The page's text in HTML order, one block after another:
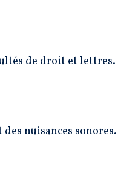
de droit et lettres.
nuisances sonores.